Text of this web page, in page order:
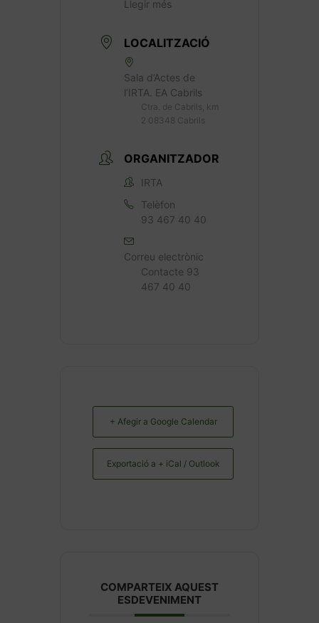
Llegir més
LOCALITZACIÓ
Sala d’Actes de
l’IRTA. EA Cabrils
Ctra. de Cabrils, km
2 08348 Cabrils
ORGANITZADOR
IRTA
Telèfon
93 467 40 40
Correu electrònic
Contacte 93
467 40 40
+ Afegir a Google Calendar
Exportació a + iCal / Outlook
COMPARTEIX AQUEST
ESDEVENIMENT